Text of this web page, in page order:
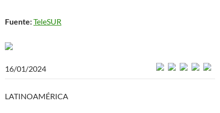
Fuente:TeleSUR
16/01/2024
LATINOAMÉRICA